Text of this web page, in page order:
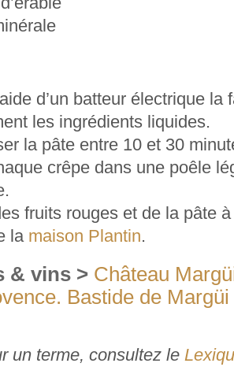
d’un batteur électrique la
les ingrédients liquides.
la pâte entre 10 et 30
crêpe dans une poêle
fruits rouges et de la pâte
la maison Plantin.
& vins > Château
Bastide de
un terme, consultez le